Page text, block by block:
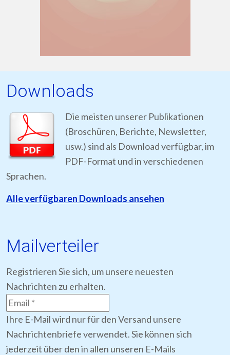
Downloads
Die meisten unserer Publikationen
(Broschüren, Berichte, Newsletter,
usw.) sind als Download verfügbar, im
PDF-Format und in verschiedenen
Sprachen.
Alle verfügbaren Downloads ansehen
Mailverteiler
Registrieren Sie sich, um unsere neuesten
Nachrichten zu erhalten.
Ihre E-Mail wird nur für den Versand unsere
Nachrichtenbriefe verwendet. Sie können sich
jederzeit über den in allen unseren E-Mails